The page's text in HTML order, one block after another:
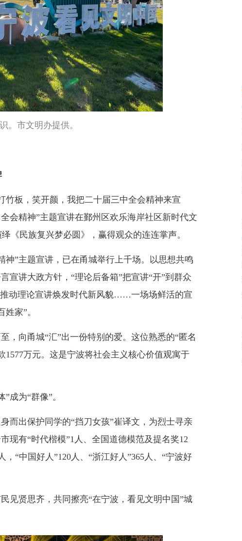
。市文明办提供。
板，笑开颜，我把二十届三中全会精神来宣
会精神”主题宣讲在鄞州区欢乐海岸社区新时代文
《民族复兴梦必圆》，赢得观众的连连掌声。
主题宣讲，已在甬城举行上千场。以思想共鸣
宣讲大政方针，“理论后备箱”把宣讲“开”到群众
动理论宣讲焕发时代新风貌……一场场鲜活的宣
家”。
向甬城“汇”出一份特别的爱。这位熟悉的“匿名
1577万元。这是宁波将社会主义核心价值观寓于
为“群像”。
出保护同学的“挡刀女孩”崔译文，为烈士寻亲
有“时代楷模”1人、全国道德模范及提名奖12
“中国好人”120人、“浙江好人”365人、“宁波好
贤思齐，共同擦亮“在宁波，看见文明中国”城